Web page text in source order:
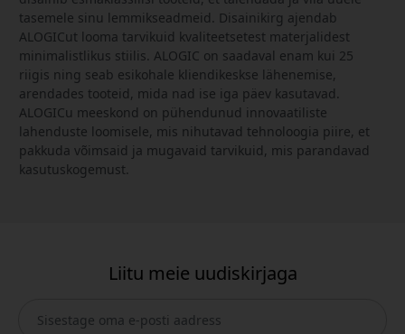
tasemele sinu lemmikseadmeid. Disainikirg ajendab
ALOGICut looma tarvikuid kvaliteetsetest materjalidest
minimalistlikus stiilis. ALOGIC on saadaval enam kui 25
riigis ning seab esikohale kliendikeskse lähenemise,
arendades tooteid, mida nad ise iga päev kasutavad.
ALOGICu meeskond on pühendunud innovaatiliste
lahenduste loomisele, mis nihutavad tehnoloogia piire, et
pakkuda võimsaid ja mugavaid tarvikuid, mis parandavad
kasutuskogemust.
Liitu meie uudiskirjaga